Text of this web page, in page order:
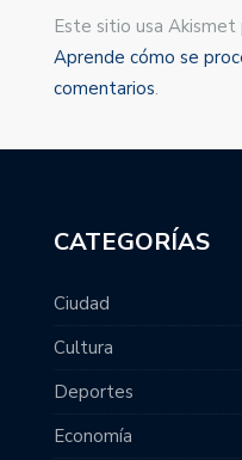
Este sitio usa Akismet
Aprende cómo se
comentarios.
CATEGORÍAS
Ciudad
Cultura
Deportes
Economía